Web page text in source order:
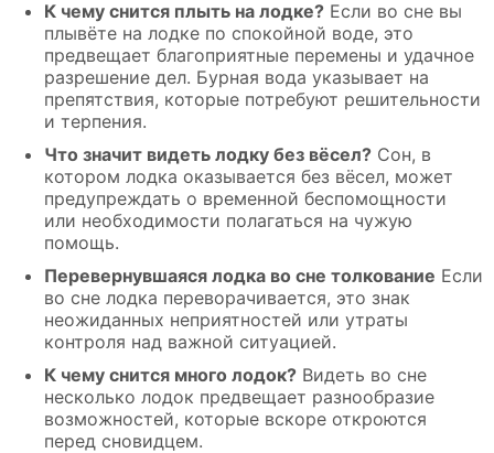
К чему снится плыть на лодке? Если во сне вы
плывёте на лодке по спокойной воде, это
предвещает благоприятные перемены и удачное
разрешение дел. Бурная вода указывает на
препятствия, которые потребуют решительности
и терпения.
Что значит видеть лодку без вёсел? Сон, в
котором лодка оказывается без вёсел, может
предупреждать о временной беспомощности
или необходимости полагаться на чужую
помощь.
Перевернувшаяся лодка во сне толкование Если
во сне лодка переворачивается, это знак
неожиданных неприятностей или утраты
контроля над важной ситуацией.
К чему снится много лодок? Видеть во сне
несколько лодок предвещает разнообразие
возможностей, которые вскоре откроются
перед сновидцем.